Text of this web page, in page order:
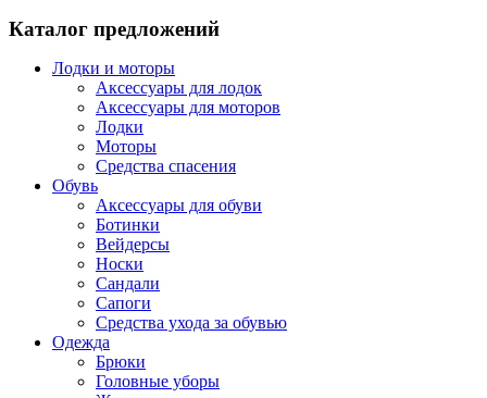
Каталог предложений
Лодки и моторы
Аксессуары для лодок
Аксессуары для моторов
Лодки
Моторы
Средства спасения
Обувь
Аксессуары для обуви
Ботинки
Вейдерсы
Носки
Сандали
Сапоги
Средства ухода за обувью
Одежда
Брюки
Головные уборы